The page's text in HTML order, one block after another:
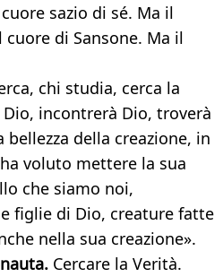
sazio di sé. Ma il
di Sansone. Ma il
chi studia, cerca la
incontrerà Dio, troverà
della creazione, in
voluto mettere la sua
che siamo noi,
figlie di Dio, creature fatte
nella sua creazione».
Cercare la Verità.